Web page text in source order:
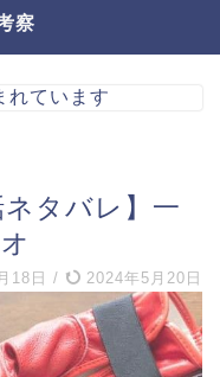
察
れています
ネタバレ】一
18日 / 2024年5月20日